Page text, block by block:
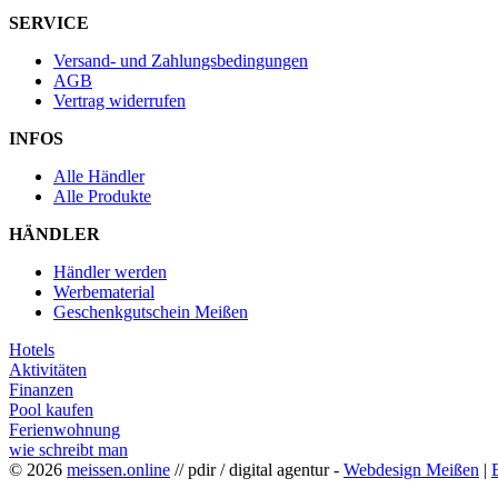
SERVICE
Versand- und Zahlungsbedingungen
AGB
Vertrag widerrufen
INFOS
Alle Händler
Alle Produkte
HÄNDLER
Händler werden
Werbematerial
Geschenkgutschein Meißen
Hotels
Aktivitäten
Finanzen
Pool kaufen
Ferienwohnung
wie schreibt man
© 2026 meissen.online // pdir / digital agentur - Webdesign Meißen |